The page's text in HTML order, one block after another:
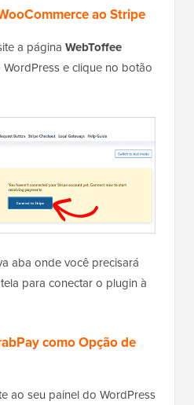
ao Stripe
a página WebToffee
e clique no botão
aba onde você precisará
para conectar o plugin à
como Opção de
ao seu painel do WordPress